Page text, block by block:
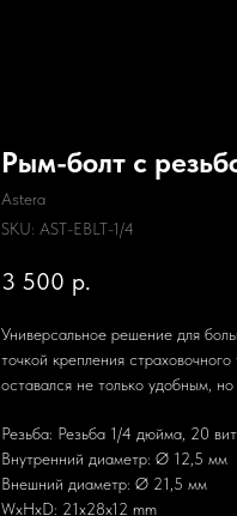
Рым-болт с
Astera
SKU: AST-EBLT-1/4
3 500 р.
Универсальное решение для
точкой крепления
оставался не только удобным,
Резьба: Резьба 1/4 дюйма, 20
Внутренний диаметр: Ø 12,5 мм
Внешний диаметр: Ø 21,5 мм
WxHxD: 21x28x12 mm